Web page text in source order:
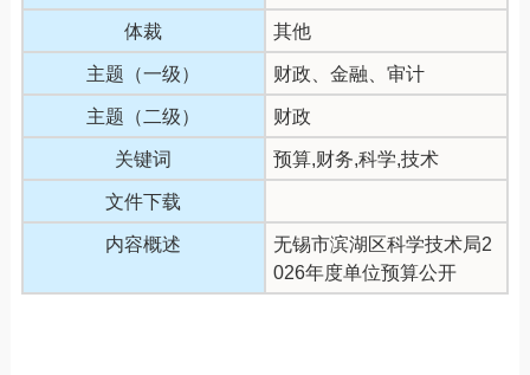
体裁 其他
主题（一级） 财政、金融、审计
主题（二级） 财政
关键词 预算,财务,科学,技术
文件下载
内容概述
无锡市滨湖区科学技术局2
026年度单位预算公开